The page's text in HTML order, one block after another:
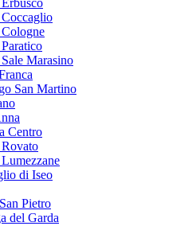
Marasino
San Martino
Centro
di Iseo
Pietro
del Garda